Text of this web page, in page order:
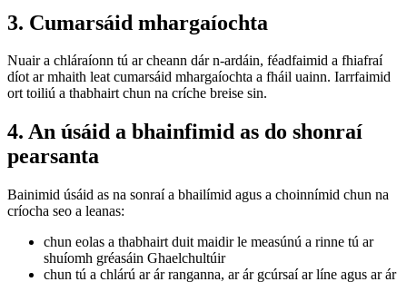
3. Cumarsáid mhargaíochta
Nuair a chláraíonn tú ar cheann dár n-ardáin, féadfaimid a fhiafraí
díot ar mhaith leat cumarsáid mhargaíochta a fháil uainn. Iarrfaimid
ort toiliú a thabhairt chun na críche breise sin.
4. An úsáid a bhainfimid as do shonraí
pearsanta
Bainimid úsáid as na sonraí a bhailímid agus a choinnímid chun na
críocha seo a leanas:
chun eolas a thabhairt duit maidir le measúnú a rinne tú ar
shuíomh gréasáin Ghaelchultúir
chun tú a chlárú ar ár ranganna, ar ár gcúrsaí ar líne agus ar ár